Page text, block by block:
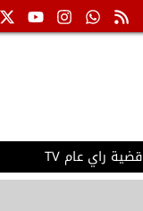
قضية راي عام TV